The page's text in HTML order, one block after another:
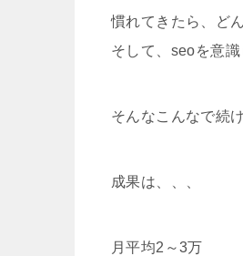
慣れてきたら、ど
そして、seoを意識
そんなこんなで続
成果は、、、
月平均2～3万